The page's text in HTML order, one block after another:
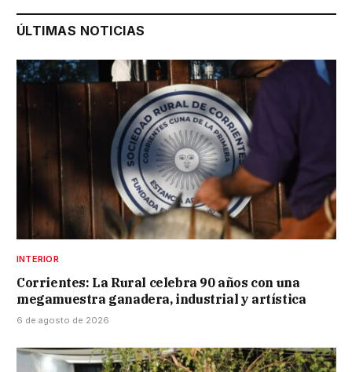
ÚLTIMAS NOTICIAS
INTERIOR
Corrientes: La Rural celebra 90 años con una
megamuestra ganadera, industrial y artística
6 de agosto de 2026